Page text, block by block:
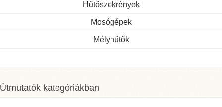
Hűtőszekrények
Mosógépek
Mélyhűtők
Útmutatók kategóriákban